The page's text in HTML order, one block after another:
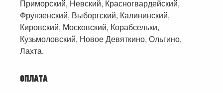
Приморский, Невский, Красногвардейский,
Фрунзенский, Выборгский, Калининский,
Кировский, Московский, Корабсельки,
Кузьмоловский, Новое Девяткино, Ольгино,
Лахта.
ОПЛАТА